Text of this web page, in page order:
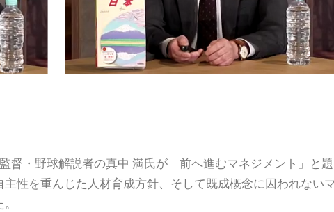
督・野球解説者の真中 満氏が「前へ進むマネジメント」と題
性を重んじた人材育成方針、そして既成概念に囚われない